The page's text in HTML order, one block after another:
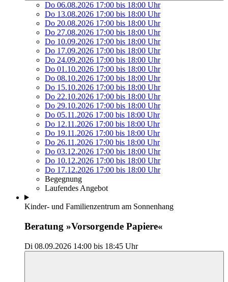
Do 06.08.2026 17:00 bis 18:00 Uhr
Do 13.08.2026 17:00 bis 18:00 Uhr
Do 20.08.2026 17:00 bis 18:00 Uhr
Do 27.08.2026 17:00 bis 18:00 Uhr
Do 10.09.2026 17:00 bis 18:00 Uhr
Do 17.09.2026 17:00 bis 18:00 Uhr
Do 24.09.2026 17:00 bis 18:00 Uhr
Do 01.10.2026 17:00 bis 18:00 Uhr
Do 08.10.2026 17:00 bis 18:00 Uhr
Do 15.10.2026 17:00 bis 18:00 Uhr
Do 22.10.2026 17:00 bis 18:00 Uhr
Do 29.10.2026 17:00 bis 18:00 Uhr
Do 05.11.2026 17:00 bis 18:00 Uhr
Do 12.11.2026 17:00 bis 18:00 Uhr
Do 19.11.2026 17:00 bis 18:00 Uhr
Do 26.11.2026 17:00 bis 18:00 Uhr
Do 03.12.2026 17:00 bis 18:00 Uhr
Do 10.12.2026 17:00 bis 18:00 Uhr
Do 17.12.2026 17:00 bis 18:00 Uhr
Begegnung
Laufendes Angebot
Kinder- und Familienzentrum am Sonnenhang
Beratung »Vorsorgende Papiere«
Di 08.09.2026 14:00 bis 18:45 Uhr